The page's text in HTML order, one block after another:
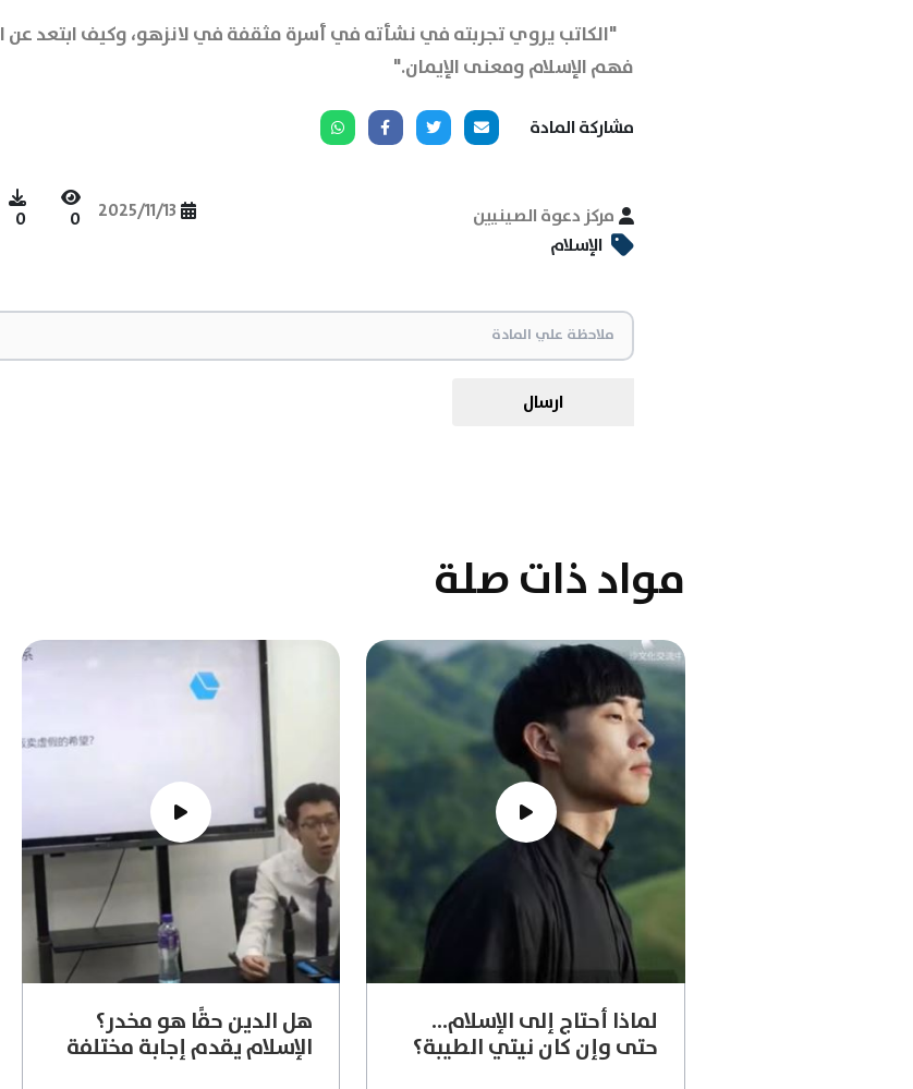
"الكاتب يروي تجربته في نشأته في أسرة مثقفة في لانزهو، وكيف ابتعد عن
فهم الإسلام ومعنى الإيمان."
مشاركة المادة
مركز دعوة الصينيين 2025/11/13
0
0
الإسلام
ارسال
مواد ذات صلة
لماذا أحتاج إلى الإسلام...
حتى وإن كان نيتي الطيبة؟
هل الدين حقًا هو مخدر؟
الإسلام يقدم إجابة مختلفة